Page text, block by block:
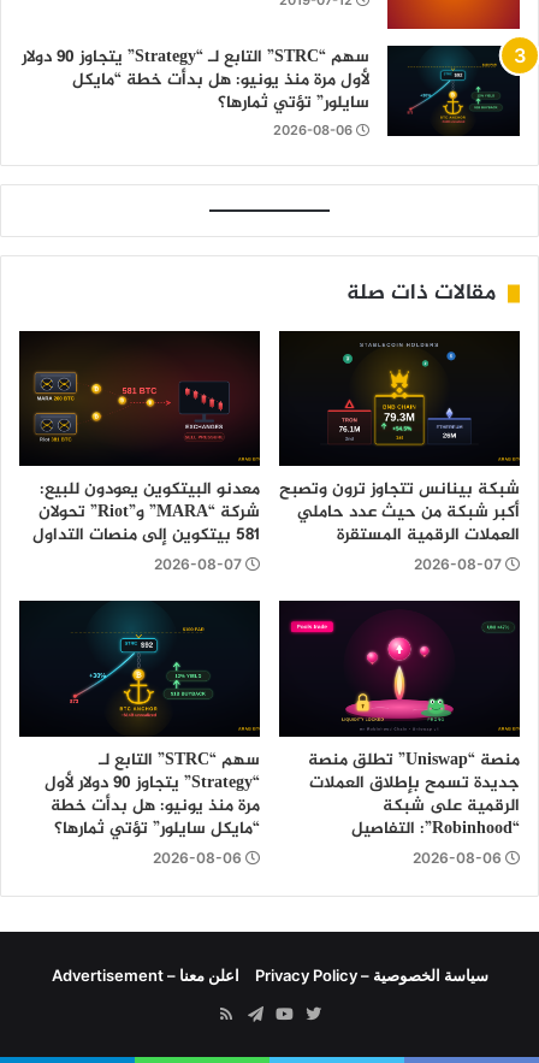
سهم “STRC” التابع لـ “Strategy” يتجاوز 90 دولار
لأول مرة منذ يونيو: هل بدأت خطة “مايكل
سايلور” تؤتي ثمارها؟
2026-08-06
مقالات ذات صلة
شبكة بينانس تتجاوز ترون وتصبح
أكبر شبكة من حيث عدد حاملي
العملات الرقمية المستقرة
2026-08-07
معدنو البيتكوين يعودون للبيع:
شركة “MARA” و”Riot” تحولان
581 بيتكوين إلى منصات التداول
2026-08-07
منصة “Uniswap” تطلق منصة
جديدة تسمح بإطلاق العملات
الرقمية على شبكة
“Robinhood”: التفاصيل
2026-08-06
سهم “STRC” التابع لـ
“Strategy” يتجاوز 90 دولار لأول
مرة منذ يونيو: هل بدأت خطة
“مايكل سايلور” تؤتي ثمارها؟
2026-08-06
سياسة الخصوصية – Privacy Policy اعلن معنا – Advertisement